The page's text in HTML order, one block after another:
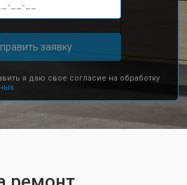
заявку
я даю свое согласие на обработку